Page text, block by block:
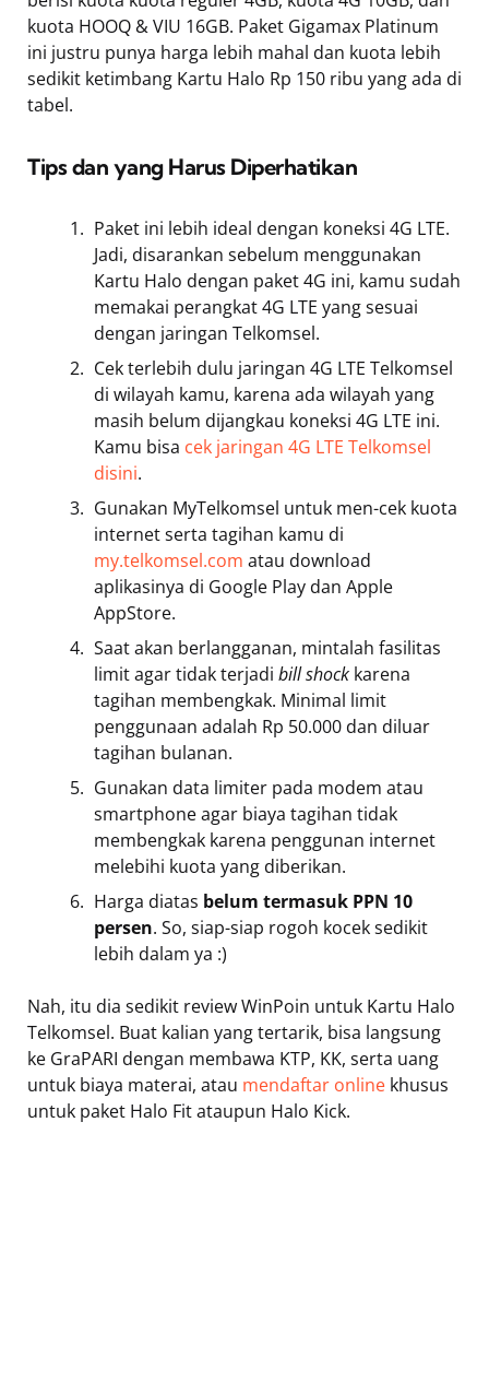
kuota HOOQ & VIU 16GB. Paket Gigamax Platinum
ini justru punya harga lebih mahal dan kuota lebih
sedikit ketimbang Kartu Halo Rp 150 ribu yang ada di
tabel.
Tips dan yang Harus Diperhatikan
Paket ini lebih ideal dengan koneksi 4G LTE.
Jadi, disarankan sebelum menggunakan
Kartu Halo dengan paket 4G ini, kamu sudah
memakai perangkat 4G LTE yang sesuai
dengan jaringan Telkomsel.
Cek terlebih dulu jaringan 4G LTE Telkomsel
di wilayah kamu, karena ada wilayah yang
masih belum dijangkau koneksi 4G LTE ini.
Kamu bisa cek jaringan 4G LTE Telkomsel
disini.
Gunakan MyTelkomsel untuk men-cek kuota
internet serta tagihan kamu di
my.telkomsel.com atau download
aplikasinya di Google Play dan Apple
AppStore.
Saat akan berlangganan, mintalah fasilitas
limit agar tidak terjadi bill shock karena
tagihan membengkak. Minimal limit
penggunaan adalah Rp 50.000 dan diluar
tagihan bulanan.
Gunakan data limiter pada modem atau
smartphone agar biaya tagihan tidak
membengkak karena penggunan internet
melebihi kuota yang diberikan.
Harga diatas belum termasuk PPN 10
persen. So, siap-siap rogoh kocek sedikit
lebih dalam ya :)
Nah, itu dia sedikit review WinPoin untuk Kartu Halo
Telkomsel. Buat kalian yang tertarik, bisa langsung
ke GraPARI dengan membawa KTP, KK, serta uang
untuk biaya materai, atau mendaftar online khusus
untuk paket Halo Fit ataupun Halo Kick.